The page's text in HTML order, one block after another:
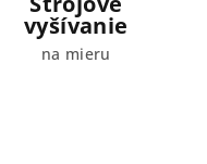
vyšívanie
na mieru